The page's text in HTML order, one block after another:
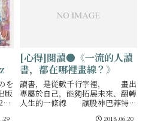
を
版
[心得]閱讀●《一流的人讀
書，都在哪裡畫線？》
讀書，是從數千行字裡， 畫出
專屬於自己，能夠拓展未來、翻轉
人生的一條線 讓股神巴菲特翻
2018.06.20